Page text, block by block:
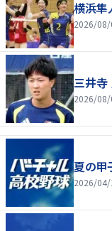
横浜隼
2026/08/
三井寺
2026/08/
夏の甲
2026/04/